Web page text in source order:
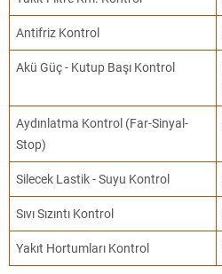
Antifriz Kontrol
Akü Güç - Kutup Başı Kontrol
Aydınlatma Kontrol (Far-Sinyal-
Stop)
Silecek Lastik - Suyu Kontrol
Sıvı Sızıntı Kontrol
Yakıt Hortumları Kontrol